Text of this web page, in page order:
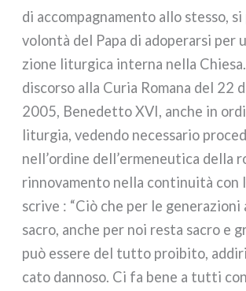
di accom­pa­gna­men­to allo stes­so,
volon­tà del Papa di ado­pe­rar­si per
zio­ne litur­gi­ca inter­na nel­la
discor­so alla Curia Romana del 22
2005, Benedetto XVI, anche in
litur­gia, veden­do neces­sa­rio
nell’ordine dell’ermeneutica del­la
rin­no­va­men­to nel­la con­ti­nui­tà con
scri­ve : “Ciò che per le
sacro, anche per noi resta sacro e
può esse­re del tut­to proi­bi­to,
ca­to dan­no­so. Ci fa bene a tut­ti